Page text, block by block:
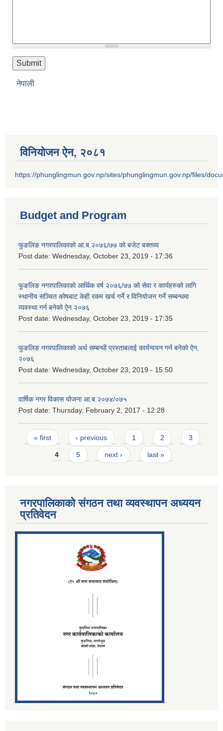
नेपाली
विनियोजन ऐन‚ २०८१
https://phunglingmun.gov.np/sites/phunglingmun.gov.np/files/
Budget and Program
फुङलिङ नगरपालिकाको आ.ब.२०७६/७७ को बजेट बक्तब्य
Post date: Wednesday, October 23, 2019 - 17:36
फूङलिङ नगरपालिकाको आर्थिक वर्ष २०७६/७७ को सेवा र कार्यहरुको लागि
स्थानीय सञ्चित कोषबाट केही रकम खर्च गर्ने र विनियोजन गर्ने सम्बन्धमा
व्यवस्था गर्न बनेको ऐन २०७६
Post date: Wednesday, October 23, 2019 - 17:35
फुङलिङ नगरपालिकाको अर्थ सम्बन्धी प्रस्ताबलाई कार्यन्वयन गर्न बनेको ऐन‚
२०७६
Post date: Wednesday, October 23, 2019 - 15:50
वार्षिक नगर विकास योजना आ.ब.२०७४/०७५
Post date: Thursday, February 2, 2017 - 12:28
Pages
« first ‹ previous 1 2 3
4 5 next › last »
नगरपालिकाको संगठन तथा व्यवस्थापन अध्ययन
प्रतिवेदन